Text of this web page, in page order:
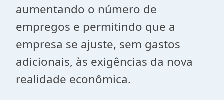
aumentando o número de
empregos e permitindo que a
empresa se ajuste, sem gastos
adicionais, às exigências da nova
realidade econômica.